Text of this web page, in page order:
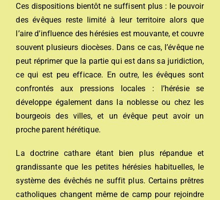
Ces dispositions bientôt ne suffisent plus : le pouvoir
des évêques reste limité à leur territoire alors que
l’aire d’influence des hérésies est mouvante, et couvre
souvent plusieurs diocèses. Dans ce cas, l’évêque ne
peut réprimer que la partie qui est dans sa juridiction,
ce qui est peu efficace. En outre, les évêques sont
confrontés aux pressions locales : l’hérésie se
développe également dans la noblesseou chez les
bourgeois des villes, et un évêque peut avoir un
proche parent hérétique.
La doctrine cathare étant bien plus répandue et
grandissante que les petites hérésies habituelles, le
système des évêchés ne suffit plus. Certains prêtres
catholiques changent même de camp pour rejoindre